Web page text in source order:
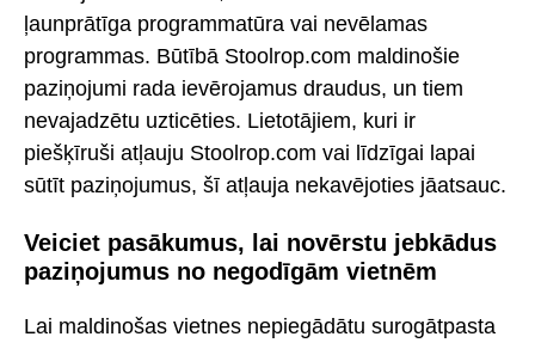
ļaunprātīga programmatūra vai nevēlamas
programmas. Būtībā Stoolrop.com maldinošie
paziņojumi rada ievērojamus draudus, un tiem
nevajadzētu uzticēties. Lietotājiem, kuri ir
piešķīruši atļauju Stoolrop.com vai līdzīgai lapai
sūtīt paziņojumus, šī atļauja nekavējoties jāatsauc.
Veiciet pasākumus, lai novērstu jebkādus
paziņojumus no negodīgām vietnēm
Lai maldinošas vietnes nepiegādātu surogātpasta